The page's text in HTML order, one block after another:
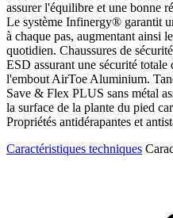
assurer l'équilibre et une bonne
Le système Infinergy® garantit
à chaque pas, augmentant ainsi
quotidien. Chaussures de
ESD assurant une sécurité
l'embout AirToe Aluminium.
Save & Flex PLUS sans métal
la surface de la plante du pied
Propriétés antidérapantes et
Caractéristiques techniques